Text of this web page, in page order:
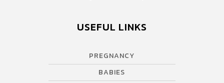
USEFUL LINKS
PREGNANCY
BABIES